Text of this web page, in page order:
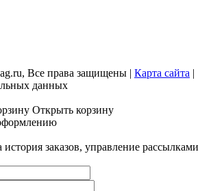
Все права защищены | Карта сайта |
данных
Открыть корзину
заказов, управление рассылками